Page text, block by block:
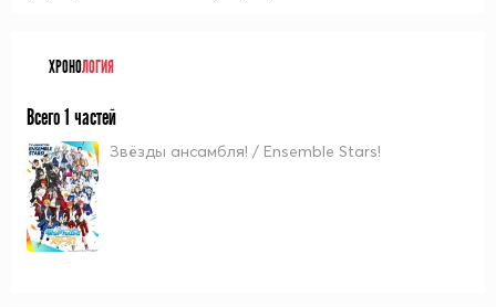
ХРОНОЛОГИЯ
Всего 1 частей
Звёзды ансамбля! / Ensemble Stars!